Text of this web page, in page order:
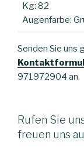
Kg: 82
Augenfarbe:
Senden Sie uns
971972904 an.
Rufen Sie
freuen uns